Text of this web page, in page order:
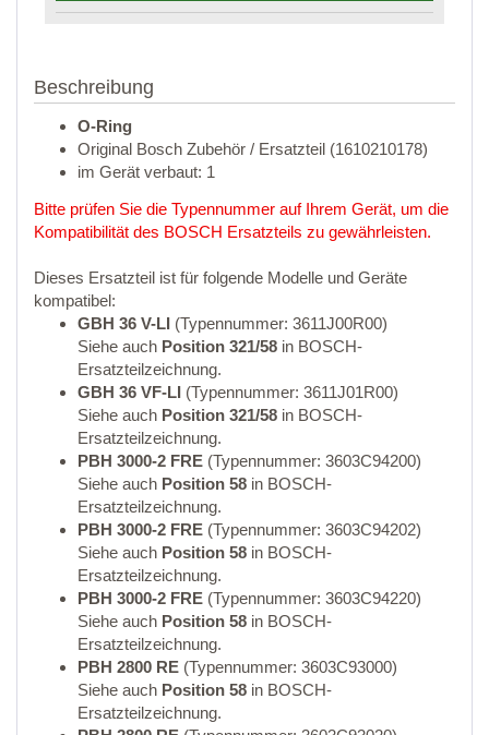
Beschreibung
O-Ring
Original Bosch Zubehör / Ersatzteil (1610210178)
im Gerät verbaut: 1
Bitte prüfen Sie die Typennummer auf Ihrem Gerät, um die
Kompatibilität des BOSCH Ersatzteils zu gewährleisten.
Dieses Ersatzteil ist für folgende Modelle und Geräte
kompatibel:
GBH 36 V-LI (Typennummer: 3611J00R00)
Siehe auch Position 321/58 in BOSCH-
Ersatzteilzeichnung.
GBH 36 VF-LI (Typennummer: 3611J01R00)
Siehe auch Position 321/58 in BOSCH-
Ersatzteilzeichnung.
PBH 3000-2 FRE (Typennummer: 3603C94200)
Siehe auch Position 58 in BOSCH-
Ersatzteilzeichnung.
PBH 3000-2 FRE (Typennummer: 3603C94202)
Siehe auch Position 58 in BOSCH-
Ersatzteilzeichnung.
PBH 3000-2 FRE (Typennummer: 3603C94220)
Siehe auch Position 58 in BOSCH-
Ersatzteilzeichnung.
PBH 2800 RE (Typennummer: 3603C93000)
Siehe auch Position 58 in BOSCH-
Ersatzteilzeichnung.